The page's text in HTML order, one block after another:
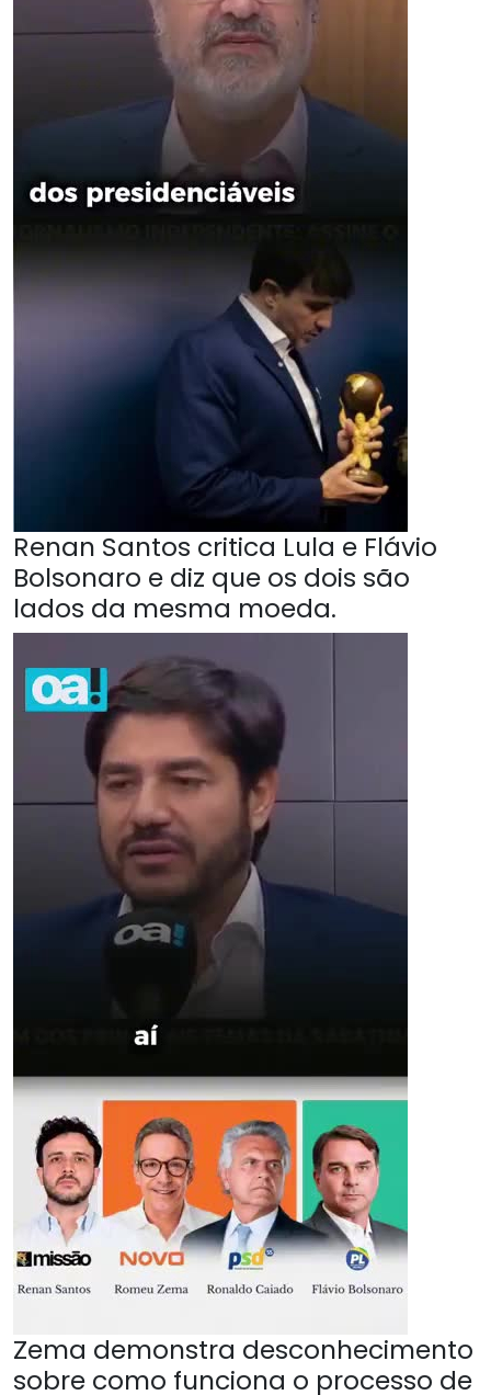
Renan Santos critica Lula e Flávio
Bolsonaro e diz que os dois são
lados da mesma moeda.
Zema demonstra desconhecimento
sobre como funciona o processo de